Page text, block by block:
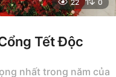
22 0
Tết Độc
nhất trong năm của